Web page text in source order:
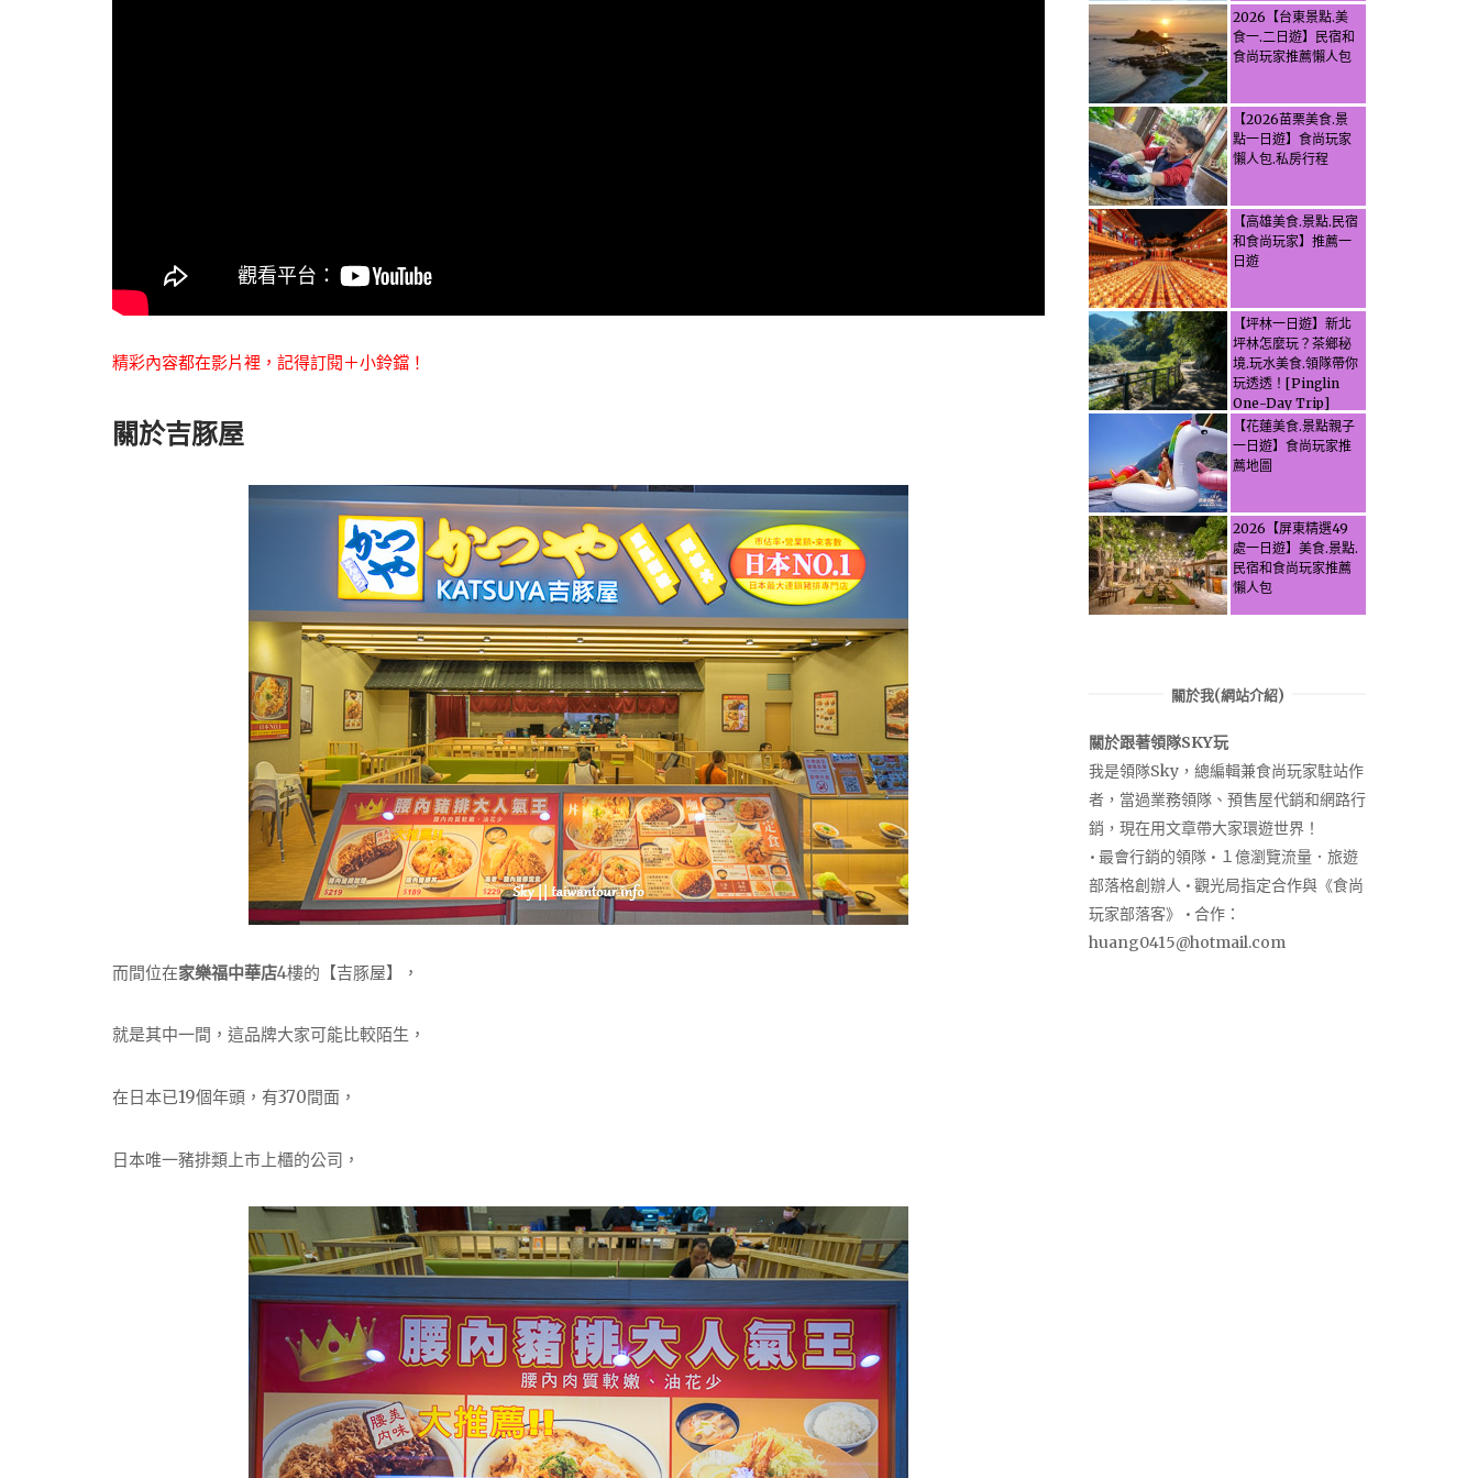
精彩內容都在影片裡，記得訂閱＋小鈴鐺！
關於吉豚屋
而間位在家樂福中華店4樓的【吉豚屋】，
就是其中一間，這品牌大家可能比較陌生，
在日本已19個年頭，有370間面，
日本唯一豬排類上市上櫃的公司，
2026【台東景點.美
食一.二日遊】民宿和
食尚玩家推薦懶人包
【2026苗栗美食.景
點一日遊】食尚玩家
懶人包.私房行程
【高雄美食.景點.民宿
和食尚玩家】推薦一
日遊
【坪林一日遊】新北
坪林怎麼玩？茶鄉秘
境.玩水美食.領隊帶你
玩透透！[Pinglin
One-Day Trip]
How to explore
Pinglin, New
Taipei? Tea Village
Let the guide take
you through it all!
【花蓮美食.景點親子
一日遊】食尚玩家推
薦地圖
2026【屏東精選49
處一日遊】美食.景點.
民宿和食尚玩家推薦
懶人包
關於我(網站介紹)
關於跟著領隊SKY玩
我是領隊Sky，總編輯兼食尚玩家駐站作
者，當過業務領隊、預售屋代銷和網路行
銷，現在用文章帶大家環遊世界！
• 最會行銷的領隊 • １億瀏覽流量．旅遊
部落格創辦人 • 觀光局指定合作與《食尚
玩家部落客》 • 合作：
huang0415@hotmail.com